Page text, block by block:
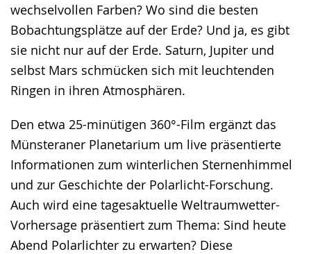
wechselvollen Farben? Wo sind die besten
Bobachtungsplätze auf der Erde? Und ja, es gibt
sie nicht nur auf der Erde. Saturn, Jupiter und
selbst Mars schmücken sich mit leuchtenden
Ringen in ihren Atmosphären.
Den etwa 25-minütigen 360°-Film ergänzt das
Münsteraner Planetarium um live präsentierte
Informationen zum winterlichen Sternenhimmel
und zur Geschichte der Polarlicht-Forschung.
Auch wird eine tagesaktuelle Weltraumwetter-
Vorhersage präsentiert zum Thema: Sind heute
Abend Polarlichter zu erwarten? Diese